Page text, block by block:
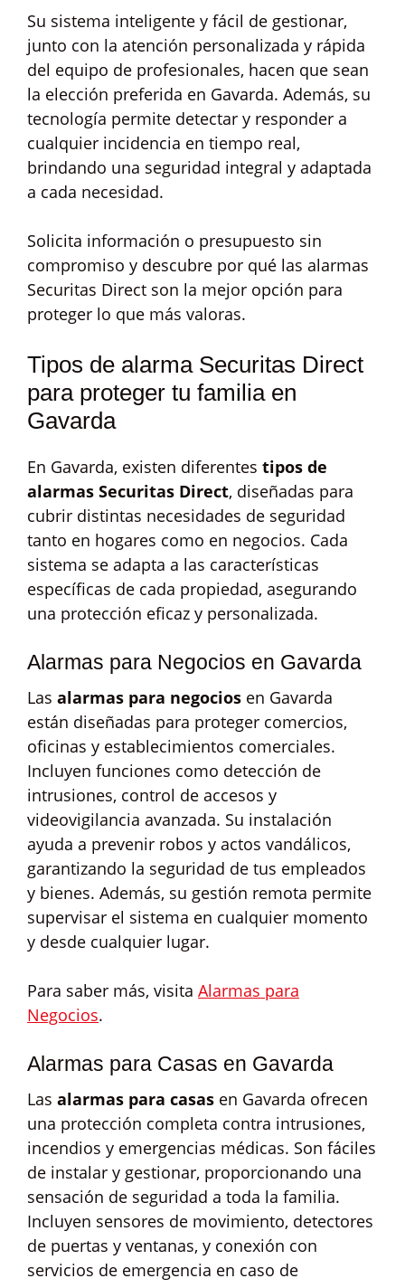
Su sistema inteligente y fácil de gestionar,
junto con la atención personalizada y rápida
del equipo de profesionales, hacen que sean
la elección preferida en Gavarda. Además, su
tecnología permite detectar y responder a
cualquier incidencia en tiempo real,
brindando una seguridad integral y adaptada
a cada necesidad.
Solicita información o presupuesto sin
compromiso y descubre por qué las alarmas
Securitas Direct son la mejor opción para
proteger lo que más valoras.
Tipos de alarma Securitas Direct
para proteger tu familia en
Gavarda
En Gavarda, existen diferentes tipos de
alarmas Securitas Direct, diseñadas para
cubrir distintas necesidades de seguridad
tanto en hogares como en negocios. Cada
sistema se adapta a las características
específicas de cada propiedad, asegurando
una protección eficaz y personalizada.
Alarmas para Negocios en Gavarda
Las alarmas para negocios en Gavarda
están diseñadas para proteger comercios,
oficinas y establecimientos comerciales.
Incluyen funciones como detección de
intrusiones, control de accesos y
videovigilancia avanzada. Su instalación
ayuda a prevenir robos y actos vandálicos,
garantizando la seguridad de tus empleados
y bienes. Además, su gestión remota permite
supervisar el sistema en cualquier momento
y desde cualquier lugar.
Para saber más, visita Alarmas para
Negocios.
Alarmas para Casas en Gavarda
Las alarmas para casas en Gavarda ofrecen
una protección completa contra intrusiones,
incendios y emergencias médicas. Son fáciles
de instalar y gestionar, proporcionando una
sensación de seguridad a toda la familia.
Incluyen sensores de movimiento, detectores
de puertas y ventanas, y conexión con
servicios de emergencia en caso de